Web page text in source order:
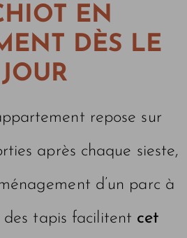
EN
DÈS LE
repose sur
après chaque sieste,
d’un parc à
tapis facilitent cet